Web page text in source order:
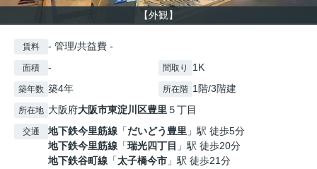
【外観】
賃料 - 管理/共益費 -
面積 - 間取り 1K
築年数 築4年 所在階 1階/3階建
所在地 大阪府大阪市東淀川区豊里５丁目
交通 地下鉄今里筋線 「だいどう豊里 」駅 徒歩5分
地下鉄今里筋線 「瑞光四丁目 」駅 徒歩20分
地下鉄谷町線 「太子橋今市 」駅 徒歩21分